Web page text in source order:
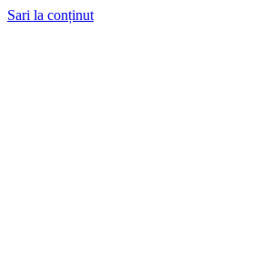
Sari la conținut